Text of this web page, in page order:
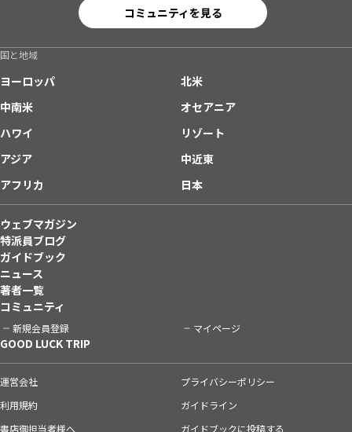
コミュニティを見る
国と地域
ヨーロッパ
北米
中南米
オセアニア
ハワイ
リゾート
アジア
中近東
アフリカ
日本
ウェブマガジン
特派員ブログ
ガイドブック
ニュース
著者一覧
コミュニティ
新規会員登録 マイページ
GOOD LUCK TRIP
運営会社
プライバシーポリシー
利用規約
ガイドライン
書店御担当者様へ
ガイドブックに投稿する